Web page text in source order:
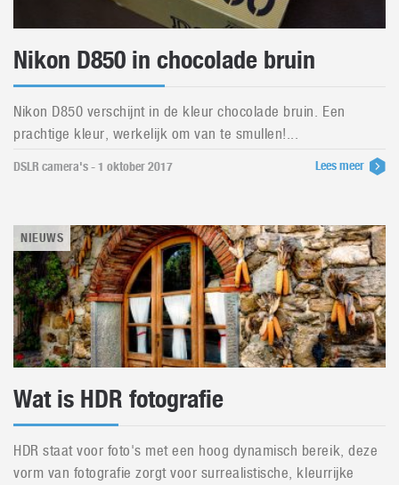
Nikon D850 in chocolade bruin
Nikon D850 verschijnt in de kleur chocolade bruin. Een
prachtige kleur, werkelijk om van te smullen!...
DSLR camera's - 1 oktober 2017 Lees meer
NIEUWS
Wat is HDR fotografie
HDR staat voor foto's met een hoog dynamisch bereik, deze
vorm van fotografie zorgt voor surrealistische, kleurrijke